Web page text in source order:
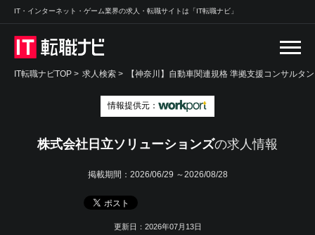
IT・インターネット・ゲーム業界の求人・転職サイトは「IT転職ナビ」
IT転職ナビTOP > 求人検索 > 【神奈川】自動車関連規格 準拠支援コンサルタ
情報提供元：
株式会社日立ソリューションズの求人情報
掲載期間： 2026/06/29 ～2026/08/28
更新日：2026年07月13日